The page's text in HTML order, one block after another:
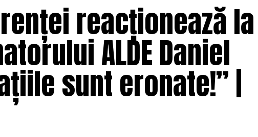
reacționează la
ALDE Daniel
sunt eronate!” |